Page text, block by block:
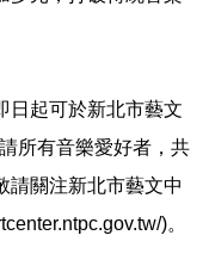
日起可於新北市藝文
所有音樂愛好者，共
請關注新北市藝文中
)。